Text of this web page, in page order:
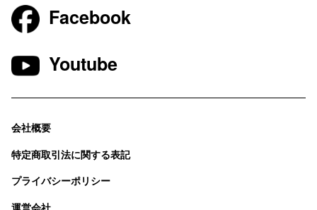
Facebook
Youtube
会社概要
特定商取引法に関する表記
プライバシーポリシー
運営会社